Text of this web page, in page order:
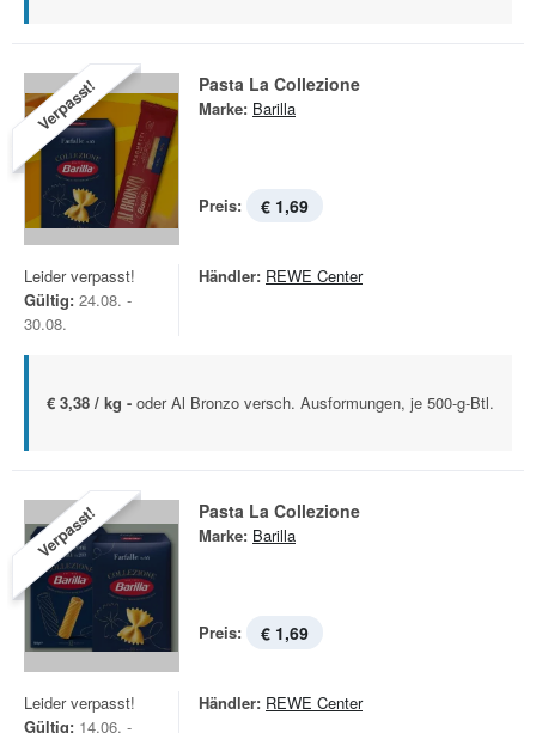
Verpasst! Pasta La Collezione
Marke: Barilla
Preis: € 1,69
Leider verpasst!
Gültig: 24.08. -
30.08.
Händler: REWE Center
€ 3,38 / kg - oder Al Bronzo versch. Ausformungen, je 500-g-Btl.
Verpasst! Pasta La Collezione
Marke: Barilla
Preis: € 1,69
Leider verpasst!
Gültig: 14.06. -
Händler: REWE Center